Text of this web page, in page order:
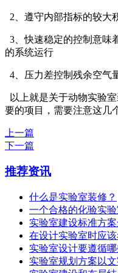
2、遵守内部指标的较大
3、快速稳定的控制意味
的系统运行
4、压力差控制残余空气
以上就是关于动物实验
要的项目，需要注意这几
上一篇
下一篇
推荐资讯
什么是实验室装修？
一个合格的化验实
实验室建设标准方
在设计实验室时应
实验室设计要遵循
实验室规划方案以